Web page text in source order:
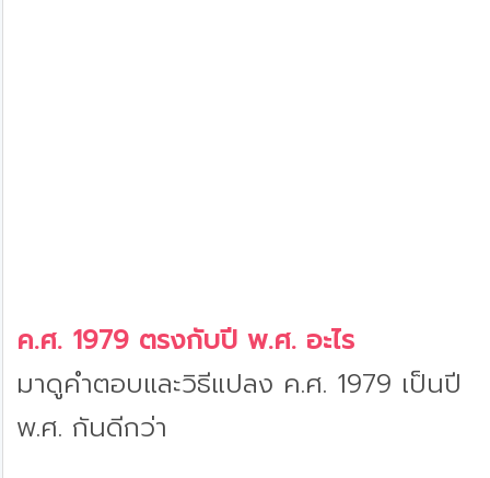
ค.ศ. 1979 ตรงกับปี พ.ศ. อะไร
มาดูคำตอบและวิธีแปลง ค.ศ. 1979 เป็นปี
พ.ศ. กันดีกว่า